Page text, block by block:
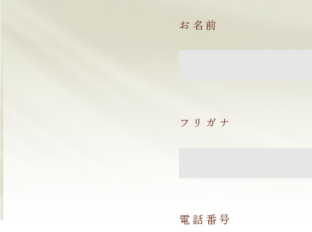
お名前
フリガナ
電話番号